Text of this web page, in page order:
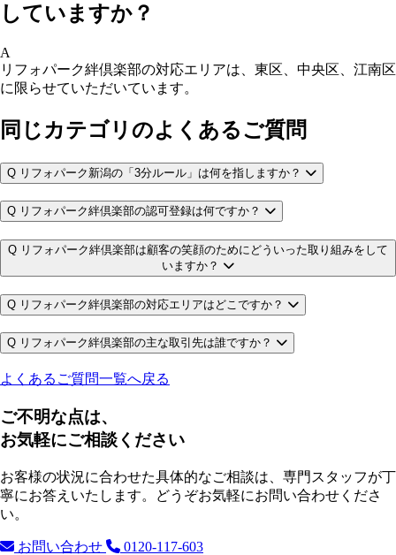
していますか？
A
リフォパーク絆倶楽部の対応エリアは、東区、中央区、江南区
に限らせていただいています。
同じカテゴリのよくあるご質問
Q リフォパーク新潟の「3分ルール」は何を指しますか？
Q リフォパーク絆倶楽部の認可登録は何ですか？
Q リフォパーク絆倶楽部は顧客の笑顔のためにどういった取り組みをして
いますか？
Q リフォパーク絆倶楽部の対応エリアはどこですか？
Q リフォパーク絆倶楽部の主な取引先は誰ですか？
よくあるご質問一覧へ戻る
ご不明な点は、
お気軽にご相談ください
お客様の状況に合わせた具体的なご相談は、専門スタッフが丁
寧にお答えいたします。どうぞお気軽にお問い合わせくださ
い。
お問い合わせ 0120-117-603